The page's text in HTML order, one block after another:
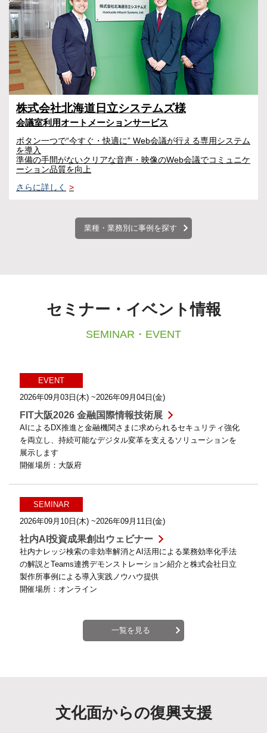
株式会社北海道日立システムズ様
会議室利用オートメーションサービス
ボタン一つで“今すぐ・快適に” Web会議が行える専用システム
を導入
準備の手間がないクリアな音声・映像のWeb会議でコミュニケ
ーション品質を向上
さらに詳しく
>
業種・業務別に事例を探す
セミナー・イベント情報
SEMINAR・EVENT
2026年09月03日(木) ~2026年09月04日(金)
FIT大阪2026 金融国際情報技術展
AIによるDX推進と金融機関さまに求められるセキュリティ強化
を両立し、持続可能なデジタル変革を支えるソリューションを
展示します
開催場所：大阪府
2026年09月10日(木) ~2026年09月11日(金)
社内AI投資成果創出ウェビナー
社内ナレッジ検索の非効率解消とAI活用による業務効率化手法
の解説とTeams連携デモンストレーション紹介と株式会社日立
製作所事例による導入実践ノウハウ提供
開催場所：オンライン
一覧を見る
文化面からの復興支援